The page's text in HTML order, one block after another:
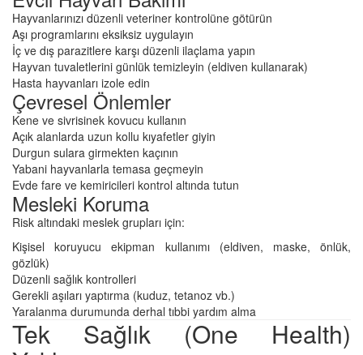
Hayvanlarınızı düzenli veteriner kontrolüne götürün
Aşı programlarını eksiksiz uygulayın
İç ve dış parazitlere karşı düzenli ilaçlama yapın
Hayvan tuvaletlerini günlük temizleyin (eldiven kullanarak)
Hasta hayvanları izole edin
Çevresel Önlemler
Kene ve sivrisinek kovucu kullanın
Açık alanlarda uzun kollu kıyafetler giyin
Durgun sulara girmekten kaçının
Yabani hayvanlarla temasa geçmeyin
Evde fare ve kemiricileri kontrol altında tutun
Mesleki Koruma
Risk altındaki meslek grupları için:
Kişisel koruyucu ekipman kullanımı (eldiven, maske, önlük,
gözlük)
Düzenli sağlık kontrolleri
Gerekli aşıları yaptırma (kuduz, tetanoz vb.)
Yaralanma durumunda derhal tıbbi yardım alma
Tek Sağlık (One Health)